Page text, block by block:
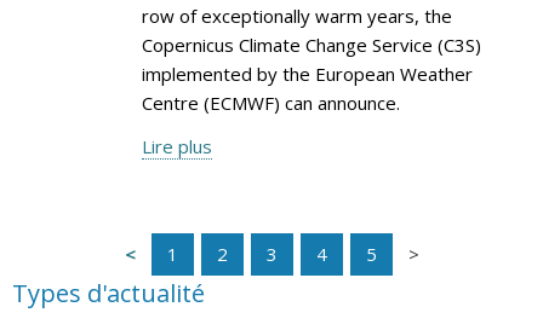
row of exceptionally warm years, the
Copernicus Climate Change Service (C3S)
implemented by the European Weather
Centre (ECMWF) can announce.
Lire plus
1 2 3 4 5
Types d'actualité